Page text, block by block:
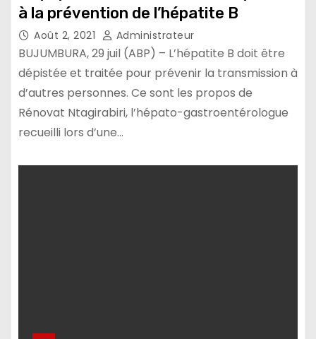
à la prévention de l’hépatite B
Août 2, 2021 Administrateur
BUJUMBURA, 29 juil (ABP) – L’hépatite B doit être
dépistée et traitée pour prévenir la transmission à
d’autres personnes. Ce sont les propos de
Rénovat Ntagirabiri, l’hépato-gastroentérologue
recueilli lors d’une…